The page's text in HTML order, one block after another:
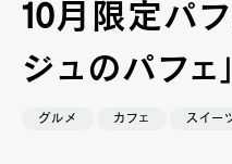
10月限定パフ
ジュのパフェ」
グルメ カフェ スイー